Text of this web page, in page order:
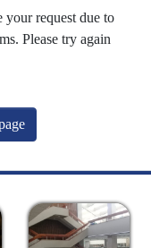
your request due to
Please try again